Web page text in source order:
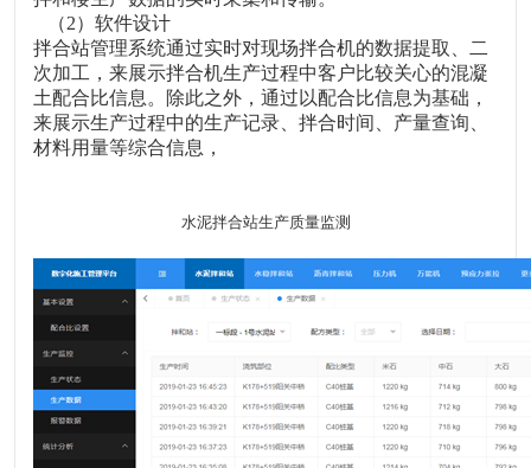
（2） 软件设计
拌合站管理系统通过实时对现场拌合机的数据提取、二
次加工，来展示拌合机生产过程中客户比较关心的混凝
土配合比信息。除此之外，通过以配合比信息为基础，
来展示生产过程中的生产记录、拌合时间、产量查询、
材料用量等综合信息，
水泥拌合站生产质量监测